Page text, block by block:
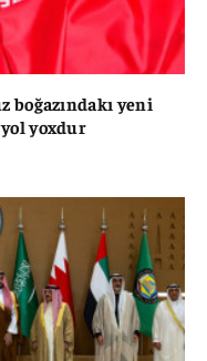
boğazındakı yeni
yoxdur